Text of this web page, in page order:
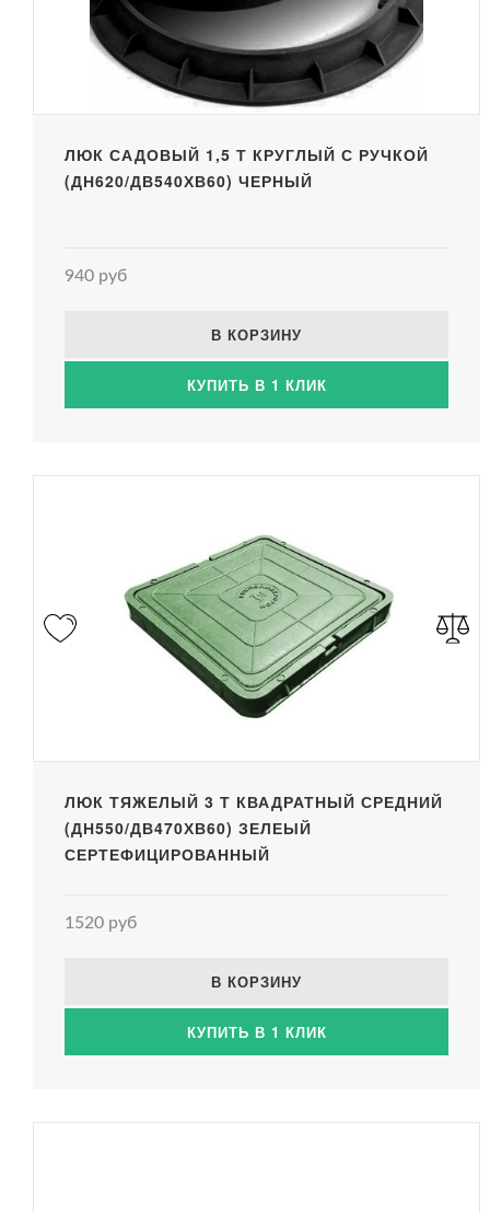
ЛЮК САДОВЫЙ 1,5 Т КРУГЛЫЙ С РУЧКОЙ
(ДН620/ДВ540ХВ60) ЧЕРНЫЙ
940 руб
В КОРЗИНУ
КУПИТЬ В 1 КЛИК
ЛЮК ТЯЖЕЛЫЙ 3 Т КВАДРАТНЫЙ СРЕДНИЙ
(ДН550/ДВ470ХВ60) ЗЕЛЕЫЙ
СЕРТЕФИЦИРОВАННЫЙ
1520 руб
В КОРЗИНУ
КУПИТЬ В 1 КЛИК